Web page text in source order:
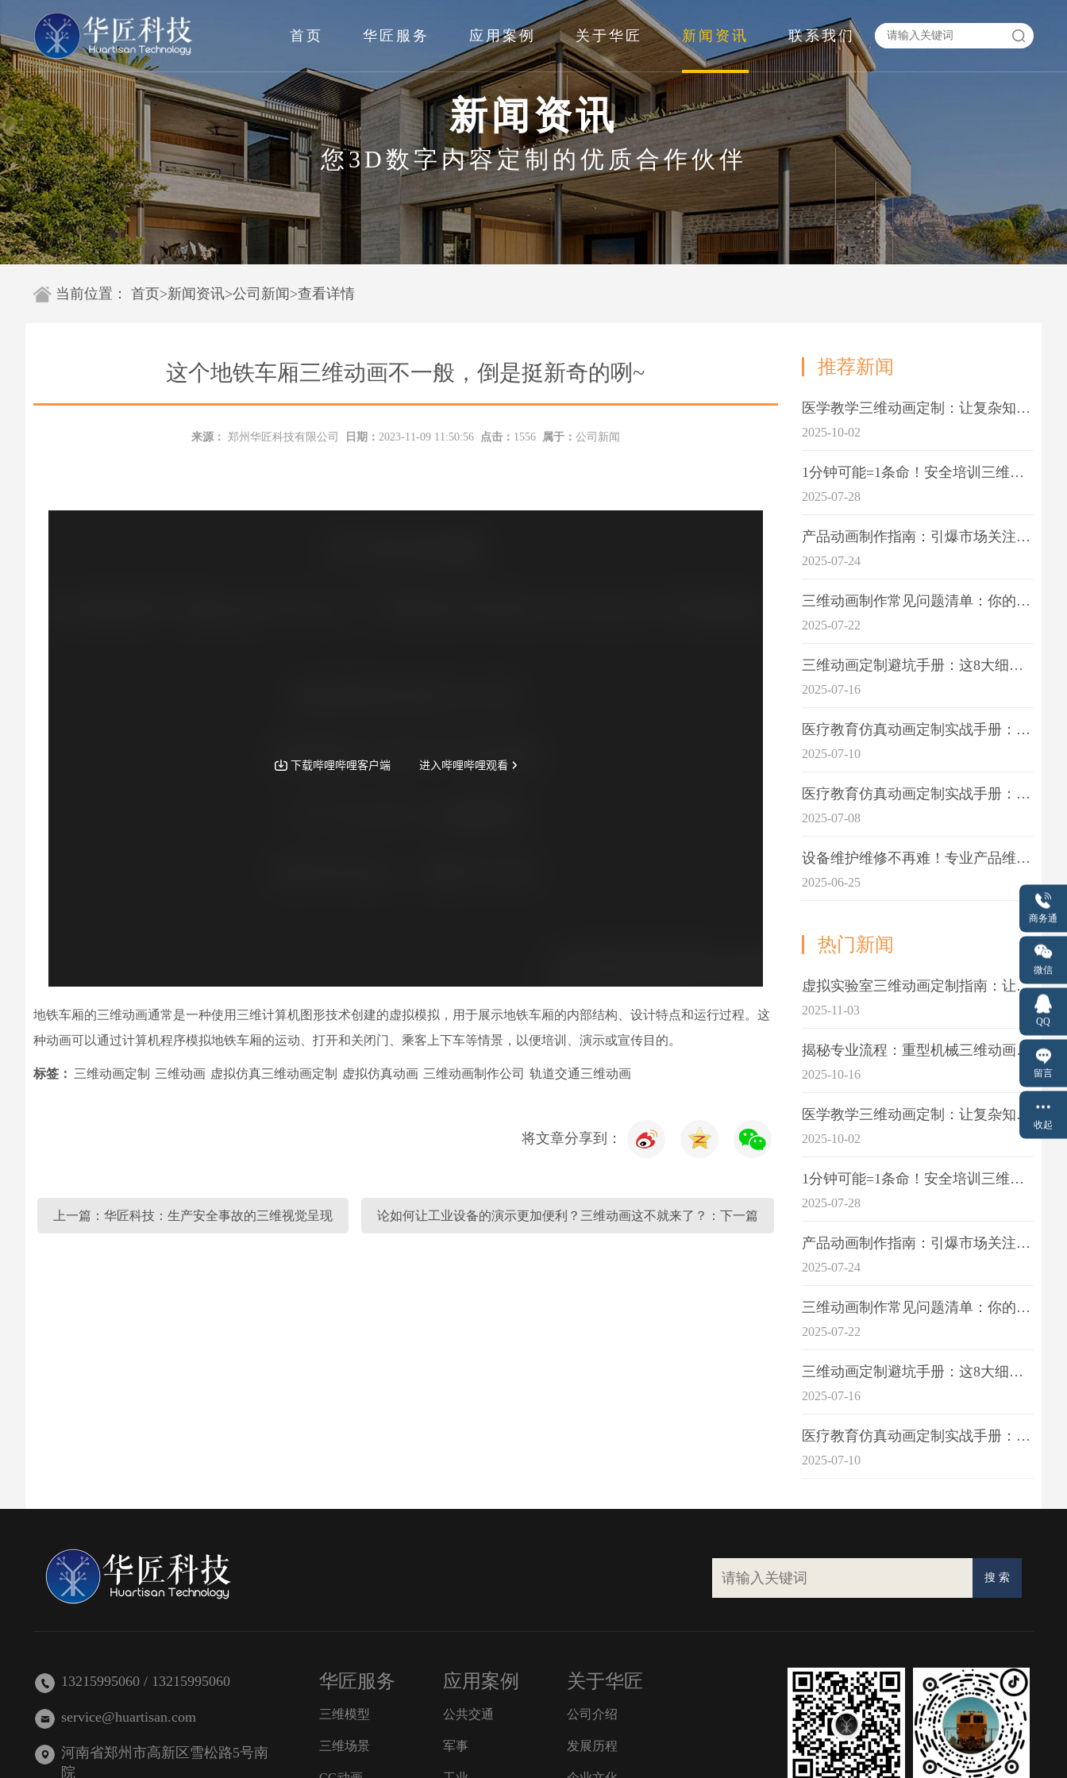
首页 华匠服务 应用案例 关于华匠 新闻资讯 联系我们
新闻资讯
您3D数字内容定制的优质合作伙伴
当前位置： 首页>新闻资讯>公司新闻 >查看详情
这个地铁车厢三维动画不一般，倒是挺新奇的咧~
来源： 郑州华匠科技有限公司 日期： 2023-11-09 11:50:56 点击： 1556 属于： 公司新闻
地铁车厢的三维动画通常是一种使用三维计算机图形技术创建的虚拟模拟，用于展示地铁车厢的内部结构、设计特点和运行过程。这
种动画可以通过计算机程序模拟地铁车厢的运动、打开和关闭门、乘客上下车等情景，以便培训、演示或宣传目的。
标签： 三维动画定制 三维动画 虚拟仿真三维动画定制 虚拟仿真动画 三维动画制作公司 轨道交通三维动画
将文章分享到：
上一篇：华匠科技：生产安全事故的三维视觉呈现 论如何让工业设备的演示更加便利？三维动画这不就来了？：下一篇
推荐新闻
医学教学三维动画定制：让复杂知识一目了
2025-10-02
1分钟可能=1条命！安全培训三维动画制作成本效益深度拆解
2025-07-28
产品动画制作指南：引爆市场关注的视觉引擎
2025-07-24
三维动画制作常见问题清单：你的项目是否踩中这6大技术雷区？
2025-07-22
三维动画定制避坑手册：这8大细节重点关注
2025-07-16
医疗教育仿真动画定制实战手册：击破传统医学教育7大痛点
2025-07-10
医疗教育仿真动画定制实战手册：解决传统教学的7大痛点
2025-07-08
设备维护维修不再难！专业产品维护三维动画演示定制指南
2025-06-25
热门新闻
虚拟实验室三维动画定制指南：让科学教学更生动
2025-11-03
揭秘专业流程：重型机械三维动画制作的5大关键步骤
2025-10-16
医学教学三维动画定制：让复杂知识一目了
2025-10-02
1分钟可能=1条命！安全培训三维动画制作成本效益深度拆解
2025-07-28
产品动画制作指南：引爆市场关注的视觉引擎
2025-07-24
三维动画制作常见问题清单：你的项目是否踩中这6大技术雷区？
2025-07-22
三维动画定制避坑手册：这8大细节重点关注
2025-07-16
医疗教育仿真动画定制实战手册：击破传统医学教育7大痛点
2025-07-10
13215995060 / 13215995060
service@huartisan.com
河南省郑州市高新区雪松路5号南
院
华匠服务
三维模型
三维场景
应用案例
公共交通
军事
关于华匠
公司介绍
发展历程
商务通
微信
QQ
留言
收起